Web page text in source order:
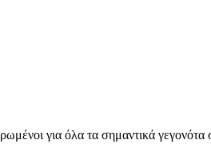
για όλα τα σημαντικά